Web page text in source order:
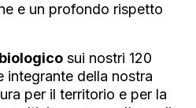
e un profondo rispetto
sui nostri 120
integrante della nostra
per il territorio e per la